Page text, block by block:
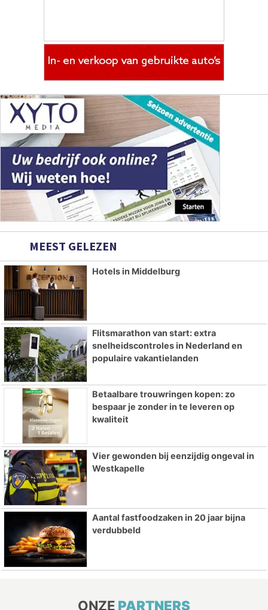
MEEST GELEZEN
Hotels in Middelburg
Flitsmarathon van start: extra
snelheidscontroles in Nederland en
populaire vakantielanden
Betaalbare trouwringen kopen: zo
bespaar je zonder in te leveren op
kwaliteit
Vier gewonden bij eenzijdig ongeval in
Westkapelle
Aantal fastfoodzaken in 20 jaar bijna
verdubbeld
ONZE PARTNERS